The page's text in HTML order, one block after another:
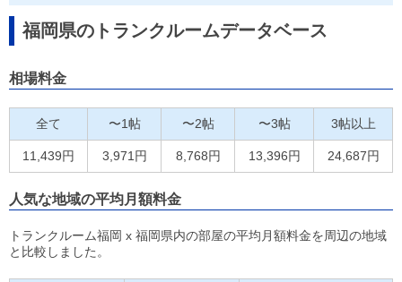
福岡県のトランクルームデータベース
相場料金
全て 〜1帖 〜2帖 〜3帖 3帖以上
11,439円 3,971円 8,768円 13,396円 24,687円
人気な地域の平均月額料金
トランクルーム福岡 x 福岡県内の部屋の平均月額料金を周辺の地域
と比較しました。